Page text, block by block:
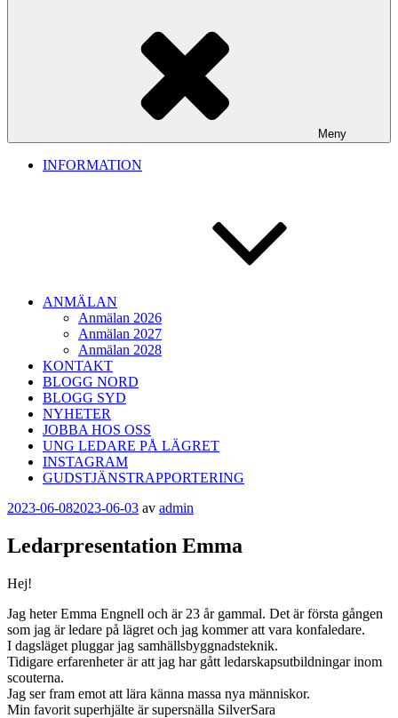
Meny
INFORMATION
ANMÄLAN
Anmälan 2026
Anmälan 2027
Anmälan 2028
KONTAKT
BLOGG NORD
BLOGG SYD
NYHETER
JOBBA HOS OSS
UNG LEDARE PÅ LÄGRET
INSTAGRAM
GUDSTJÄNSTRAPPORTERING
Publicerat
2023-06-082023-06-03 av admin
Ledarpresentation Emma
Hej!
Jag heter Emma Engnell och är 23 år gammal. Det är första gången
som jag är ledare på lägret och jag kommer att vara konfaledare.
I dagsläget pluggar jag samhällsbyggnadsteknik.
Tidigare erfarenheter är att jag har gått ledarskapsutbildningar inom
scouterna.
Jag ser fram emot att lära känna massa nya människor.
Min favorit superhjälte är supersnälla SilverSara